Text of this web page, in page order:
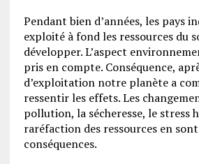
Pendant bien d’années, les pays
exploité à fond les ressources du
développer. L’aspect
pris en compte. Conséquence,
d’exploitation notre planète a
ressentir les effets. Les
pollution, la sécheresse, le stress
raréfaction des ressources en
conséquences.